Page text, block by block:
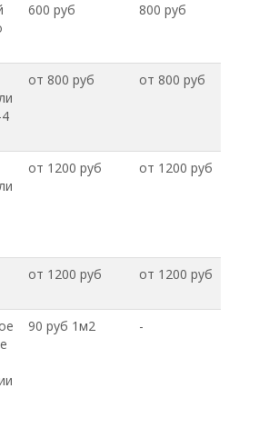
600 руб 800 руб
от 800 руб от 800 руб
от 1200 руб от 1200 руб
от 1200 руб от 1200 руб
90 руб 1м2 -